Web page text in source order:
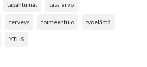
tapahtumat tasa-arvo
terveys toimeentulo työelämä
YTHS